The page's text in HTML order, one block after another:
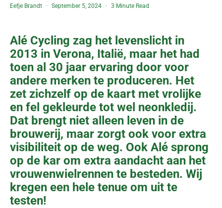
Eefje Brandt September 5, 2024 3 Minute Read
Alé Cycling zag het levenslicht in
2013 in Verona, Italië, maar het had
toen al 30 jaar ervaring door voor
andere merken te produceren. Het
zet zichzelf op de kaart met vrolijke
en fel gekleurde tot wel neonkledij.
Dat brengt niet alleen leven in de
brouwerij, maar zorgt ook voor extra
visibiliteit op de weg. Ook Alé sprong
op de kar om extra aandacht aan het
vrouwenwielrennen te besteden. Wij
kregen een hele tenue om uit te
testen!